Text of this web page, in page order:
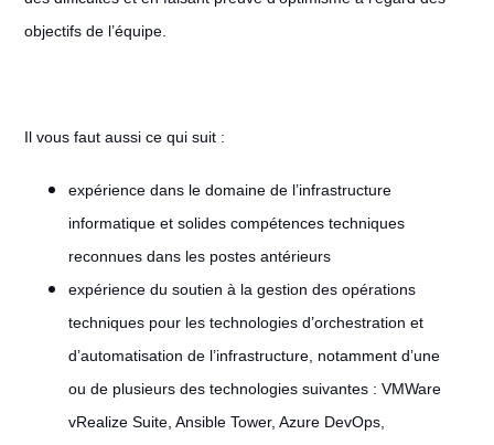
objectifs de l’équipe.
Il vous faut aussi ce qui suit :
expérience dans le domaine de l’infrastructure
informatique et solides compétences techniques
reconnues dans les postes antérieurs
expérience du soutien à la gestion des opérations
techniques pour les technologies d’orchestration et
d’automatisation de l’infrastructure, notamment d’une
ou de plusieurs des technologies suivantes : VMWare
vRealize Suite, Ansible Tower, Azure DevOps,